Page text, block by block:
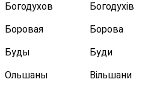
Богодухов
Богодухів
Боровая
Борова
Буды
Буди
Ольшаны
Вільшани